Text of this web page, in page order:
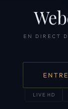
EN DIRECT
LIVE HD